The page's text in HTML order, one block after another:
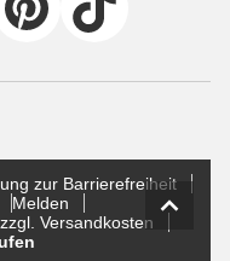
zur Barrierefreiheit
Melden
Versandkosten